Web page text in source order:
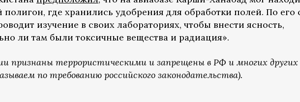
полигон, где хранились удобрения для обработки полей. По его
изучение в своих лабораториях, чтобы внести ясность,
ли там были токсичные вещества и радиация».
признаны террористическими и запрещены в РФ и многих других
по требованию российского законодательства).